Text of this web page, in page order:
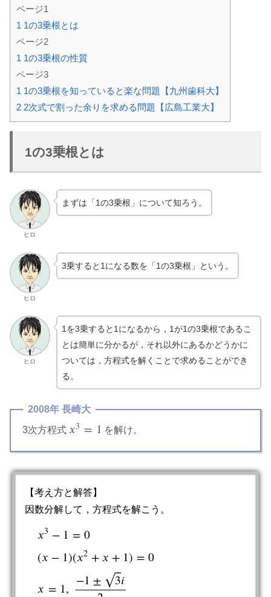
ページ1
1 1の3乗根とは
ページ2
1 1の3乗根の性質
ページ3
1 1の3乗根を知っていると楽な問題【九州歯科大】
2 2次式で割った余りを求める問題【広島工業大】
1の3乗根とは
ヒロ
まずは「1の3乗根」について知ろう。
ヒロ
3乗すると1になる数を「1の3乗根」という。
ヒロ
1を3乗すると1になるから，1が1の3乗根であるこ
とは簡単に分かるが，それ以外にあるかどうかに
ついては，方程式を解くことで求めることができ
る。
2008年 長崎大
3次方程式 𝑥3 = 1
x3 =1 を解け。
【考え方と解答】
因数分解して，方程式を解こう。
𝑥3 − 1 = 0
(𝑥 − 1)(𝑥2 +𝑥 + 1) = 0
𝑥 = 1, −1 ± 3
⎯⎯
√ 𝑖
−1 −1) + )= x